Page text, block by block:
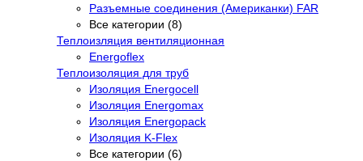
Разъемные соединения (Американки) FAR
Все категории (8)
Теплоизляция вентиляционная
Energoflex
Теплоизоляция для труб
Изоляция Energocell
Изоляция Energomax
Изоляция Energopack
Изоляция K-Flex
Все категории (6)